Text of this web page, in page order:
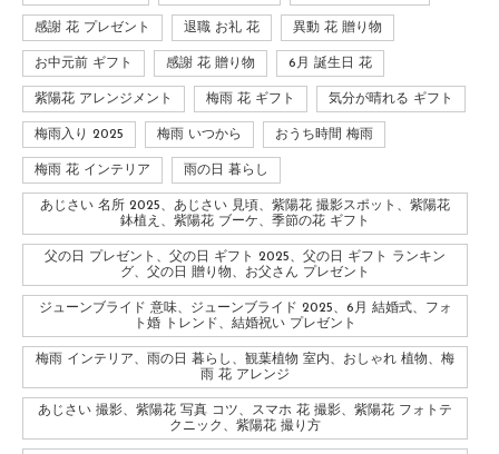
感謝 花 プレゼント 退職 お礼 花 異動 花 贈り物
お中元前 ギフト 感謝 花 贈り物 6月 誕生日 花
紫陽花 アレンジメント 梅雨 花 ギフト 気分が晴れる ギフト
梅雨入り 2025 梅雨 いつから おうち時間 梅雨
梅雨 花 インテリア 雨の日 暮らし
あじさい 名所 2025、あじさい 見頃、紫陽花 撮影スポット、紫陽花
鉢植え、紫陽花 ブーケ、季節の花 ギフト
父の日 プレゼント、父の日 ギフト 2025、父の日 ギフト ランキン
グ、父の日 贈り物、お父さん プレゼント
ジューンブライド 意味、ジューンブライド 2025、6月 結婚式、フォ
ト婚 トレンド、結婚祝い プレゼント
梅雨 インテリア、雨の日 暮らし、観葉植物 室内、おしゃれ 植物、梅
雨 花 アレンジ
あじさい 撮影、紫陽花 写真 コツ、スマホ 花 撮影、紫陽花 フォトテ
クニック、紫陽花 撮り方